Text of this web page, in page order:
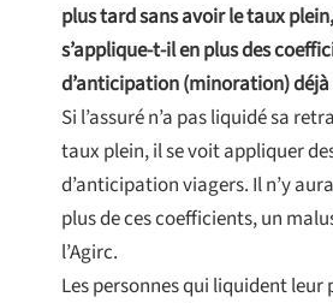
plus tard sans avoir le taux
s’applique-t-il en plus des
d’anticipation (minoration) déjà
Si l’assuré n’a pas liquidé sa
taux plein, il se voit appliquer
d’anticipation viagers. Il n’y
plus de ces coefficients, un
l’Agirc.
Les personnes qui liquident leur